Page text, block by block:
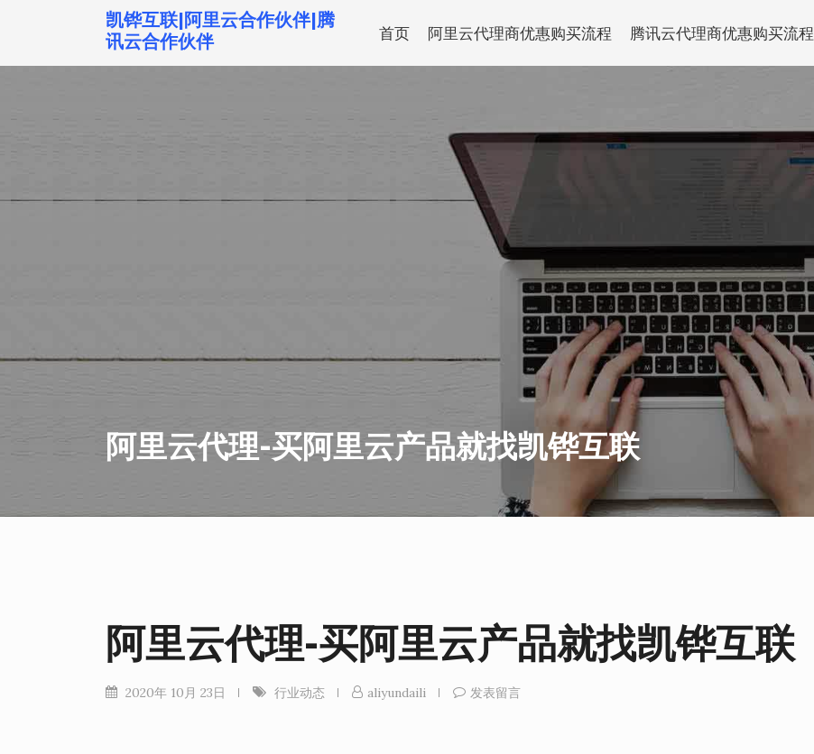
到
凯铧互联|阿里云合作伙伴|腾
讯云合作伙伴
首页 阿里云代理商优惠购买流程 腾讯云代理商优惠购买流程
阿里云代理-买阿里云产品就找凯铧互联
阿里云代理-买阿里云产品就找凯铧互联
2020年 10月 23日 行业动态 aliyundaili 发表留言